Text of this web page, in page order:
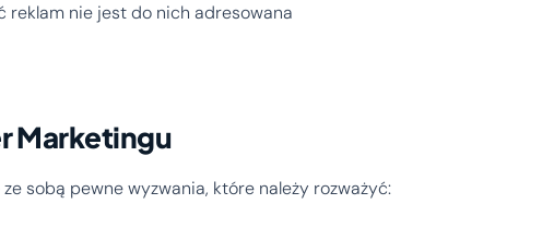
reklam nie jest do nich adresowana
Marketingu
sobą pewne wyzwania, które należy rozważyć: